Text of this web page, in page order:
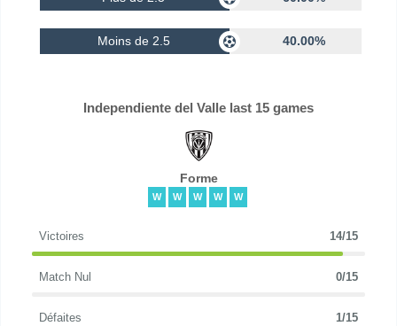
Moins de 2.5 40.00%
Independiente del Valle last 15 games
Forme
W W W W W
Victoires 14/15
Match Nul 0/15
Défaites 1/15